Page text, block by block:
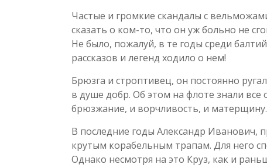
Частые и громкие скандалы с
сказать о ком-то, что он уж больно не
Не было, пожалуй, в те годы среди
рассказов и легенд ходило о нем!
Брюзга и строптивец, он постоянно
в душе добр. Об этом на флоте знали
брюзжание, и ворчливость, и матерщину.
В последние годы Александр Иванович,
крутым корабельным трапам. Для него
Однако несмотря на это Круз, как и